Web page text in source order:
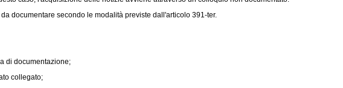
documentare secondo le modalità previste dall'articolo 391-ter.
di documentazione;
collegato;